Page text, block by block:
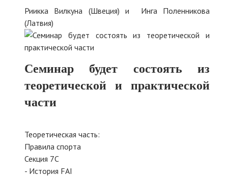
Риикка Вилкуна (Швеция) и Инга Поленникова
(Латвия)
Семинар будет состоять из
теоретической и практической
части
Теоретическая часть:
Правила спорта
Секция 7С
- История FAI